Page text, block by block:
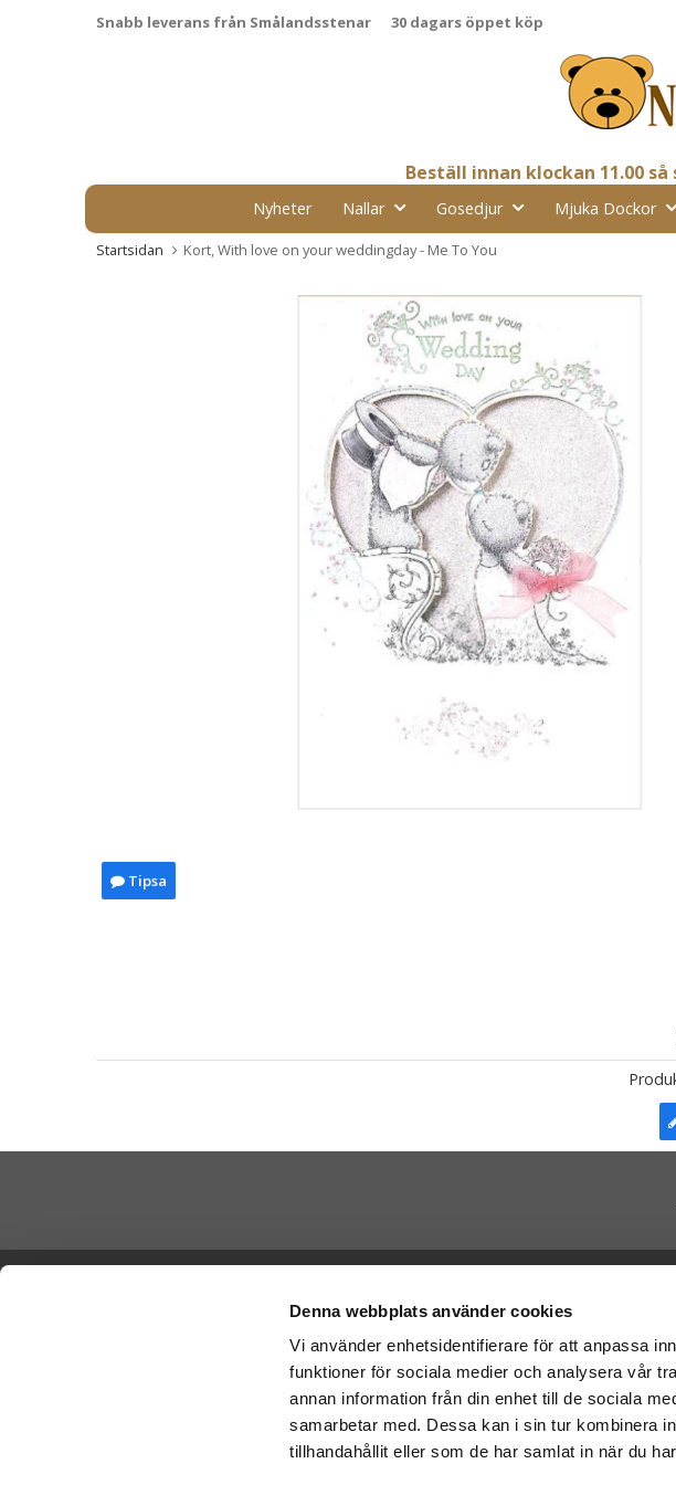
Denna webbplats använder cookies
Vi använder enhetsidentifierare för att anpassa
funktioner för sociala medier och analysera vår
annan information från din enhet till de sociala
samarbetar med. Dessa kan i sin tur kombinera
tillhandahållit eller som de har samlat in när du
Snabb leverans från Smålandsstenar 30 dagars öppet köp
Beställ innan klockan 11.00
Nyheter Nallar Gosedjur Mjuka Dockor
Startsidan Kort, With love on your weddingday - Me To You
Tipsa
- GetaTeddy.dk
-Nalleriet.se
Betala dina
med: